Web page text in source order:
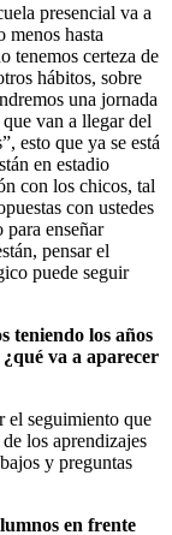
presencial va a
menos hasta
tenemos certeza de
hábitos, sobre
una jornada
van a llegar del
esto que ya se está
en estadio
con los chicos, tal
con ustedes
enseñar
pensar el
puede seguir
teniendo los años
va a aparecer
el seguimiento que
los aprendizajes
y preguntas
en frente